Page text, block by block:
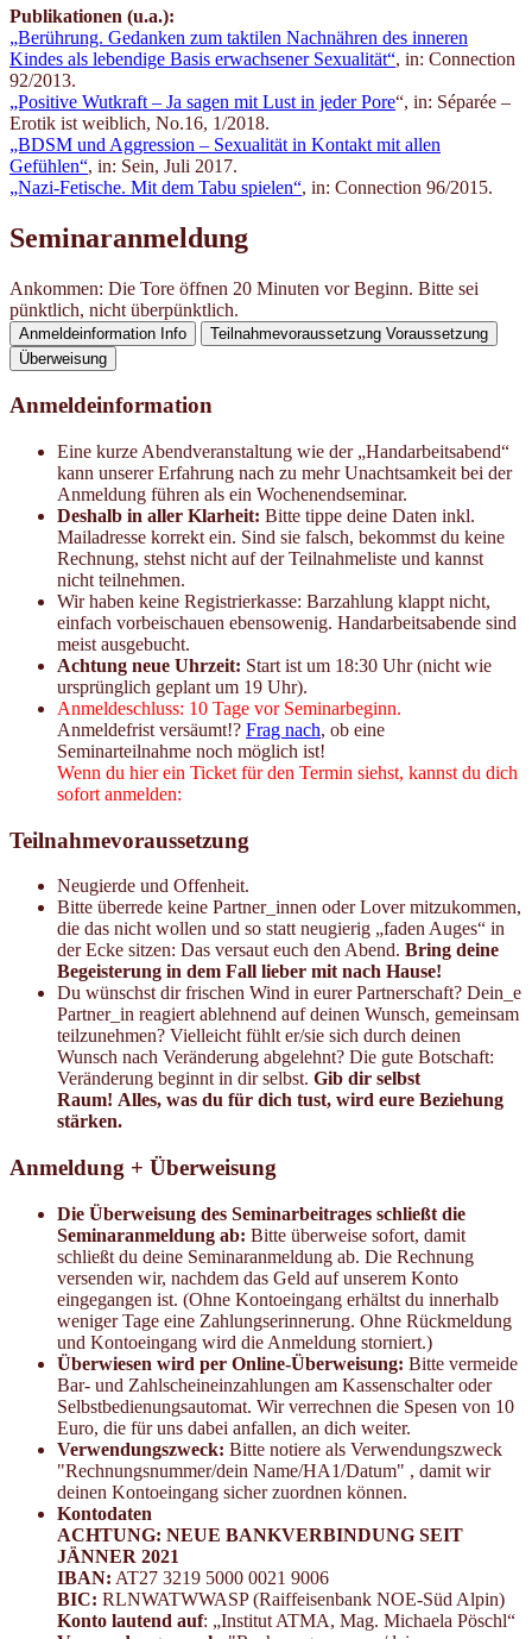
Publikationen (u.a.):
„Berührung. Gedanken zum taktilen Nachnähren des inneren
Kindes als lebendige Basis erwachsener Sexualität“, in: Connection
92/2013.
„Positive Wutkraft – Ja sagen mit Lust in jeder Pore“, in: Séparée –
Erotik ist weiblich, No.16, 1/2018.
„BDSM und Aggression – Sexualität in Kontakt mit allen
Gefühlen“, in: Sein, Juli 2017.
„Nazi-Fetische. Mit dem Tabu spielen“, in: Connection 96/2015.
Seminaranmeldung
Ankommen: Die Tore öffnen 20 Minuten vor Beginn. Bitte sei
pünktlich, nicht überpünktlich.
Anmeldeinformation Info Teilnahmevoraussetzung Voraussetzung
Überweisung
Anmeldeinformation
Eine kurze Abendveranstaltung wie der „Handarbeitsabend“
kann unserer Erfahrung nach zu mehr Unachtsamkeit bei der
Anmeldung führen als ein Wochenendseminar.
Deshalb in aller Klarheit: Bitte tippe deine Daten inkl.
Mailadresse korrekt ein. Sind sie falsch, bekommst du keine
Rechnung, stehst nicht auf der Teilnahmeliste und kannst
nicht teilnehmen.
Wir haben keine Registrierkasse: Barzahlung klappt nicht,
einfach vorbeischauen ebensowenig. Handarbeitsabende sind
meist ausgebucht.
Achtung neue Uhrzeit: Start ist um 18:30 Uhr (nicht wie
ursprünglich geplant um 19 Uhr).
Anmeldeschluss: 10 Tage vor Seminarbeginn.
Anmeldefrist versäumt!? Frag nach, ob eine
Seminarteilnahme noch möglich ist!
Wenn du hier ein Ticket für den Termin siehst, kannst du dich
sofort anmelden:
Teilnahmevoraussetzung
Neugierde und Offenheit.
Bitte überrede keine Partner_innen oder Lover mitzukommen,
die das nicht wollen und so statt neugierig „faden Auges“ in
der Ecke sitzen: Das versaut euch den Abend. Bring deine
Begeisterung in dem Fall lieber mit nach Hause!
Du wünschst dir frischen Wind in eurer Partnerschaft? Dein_e
Partner_in reagiert ablehnend auf deinen Wunsch, gemeinsam
teilzunehmen? Vielleicht fühlt er/sie sich durch deinen
Wunsch nach Veränderung abgelehnt? Die gute Botschaft:
Veränderung beginnt in dir selbst. Gib dir selbst
Raum! Alles, was du für dich tust, wird eure Beziehung
stärken.
Anmeldung + Überweisung
Die Überweisung des Seminarbeitrages schließt die
Seminaranmeldung ab: Bitte überweise sofort, damit
schließt du deine Seminaranmeldung ab. Die Rechnung
versenden wir, nachdem das Geld auf unserem Konto
eingegangen ist. (Ohne Kontoeingang erhältst du innerhalb
weniger Tage eine Zahlungserinnerung. Ohne Rückmeldung
und Kontoeingang wird die Anmeldung storniert.)
Überwiesen wird per Online-Überweisung: Bitte vermeide
Bar- und Zahlscheineinzahlungen am Kassenschalter oder
Selbstbedienungsautomat. Wir verrechnen die Spesen von 10
Euro, die für uns dabei anfallen, an dich weiter.
Verwendungszweck: Bitte notiere als Verwendungszweck
"Rechnungsnummer/dein Name/HA1/Datum" , damit wir
deinen Kontoeingang sicher zuordnen können.
Kontodaten
ACHTUNG: NEUE BANKVERBINDUNG SEIT
JÄNNER 2021
IBAN: AT27 3219 5000 0021 9006
BIC: RLNWATWWASP (Raiffeisenbank NOE-Süd Alpin)
Konto lautend auf: „Institut ATMA, Mag. Michaela Pöschl“